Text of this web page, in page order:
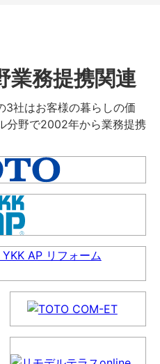
業務提携関連
3社はお客様の暮らしの価
分野で2002年から業務提携